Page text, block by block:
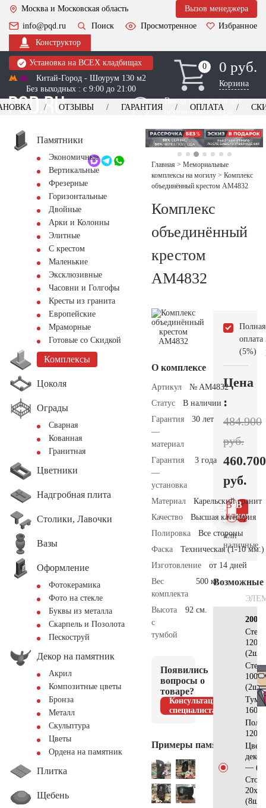
Москва и Московская область
Вызов менеджера
info@pqd.ru
Поиск Просмотренное
Избранное
Конструктор
Установка на ВСЕХ кладбищах
Китай-Город - Шоурум 130 м2
Без выходных : с 9:00 до 21:00
0
0 0 руб.
Корзина
Выезд менеджера для
оформления заказа
+7 (495) 518-44-23
Обратный звонок
ОТЗЫВЫ ГАРАНТИЯ ОПЛАТА
Памятники
Экономичные
Вертикальные
Фрезерные
Горизонтальные
Двойные
Арки и Колонны
Элитные
С крестом
Маленькие
Эксклюзивные
Часовни и Голгофы
Кресты из гранита
Европейские
Мраморные
Готовые со Скидкой
Комплексы
Цоколя
Ограды
Сварная
Кованная
Гранитная
Цветники
Надгробная плита
Столики, Лавочки
Вазы
Оформление
Фотокерамика
Фото на стекле
Буквы из металла
Скарпель и Позолота
Пескоструй
Декор на памятник
Акрил
Композитные цветы
Бронза
Металл
Скульптура
Цветы
Ордена на памятник
Плитка
Щебень
Главная > Мемориальные
комплексы на могилу > Комплекс
объединённый крестом AM4832
Комплекс
объединённый
крестом
AM4832
О комплексе
Артикул
№ AM4832
Статус
В наличии
Гарантия
—
материал
30 лет
Гарантия
—
установка
3 года
Материал
Карельский гранит
Качество
Высшая категория
Полировка
Все стороны
Фаска
Техническая (1-10 мм.)
Изготовление
от 14 дней
Вес
комплекта
500 кг.
Высота
с
тумбой
92 см.
Появились
вопросы о
товаре?
Консультация
специалиста
Примеры памятников
Полная
оплата
(5%)
Цена
:
484.900
руб.
460.700
руб.
В
В 1
клик
или
наличные.
Возможные
(2шт)
(2шт)
—
(8шт)